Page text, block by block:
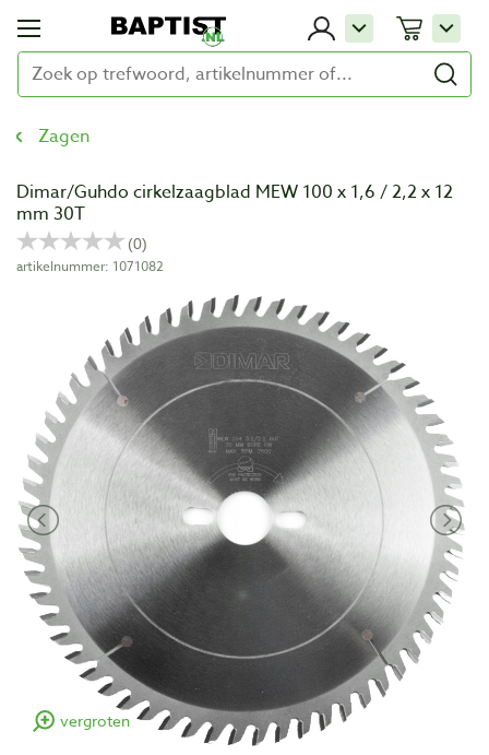
Zagen
Dimar/Guhdo cirkelzaagblad MEW 100 x 1,6 / 2,2 x 12
mm 30T
artikelnummer: 1071082
vergroten